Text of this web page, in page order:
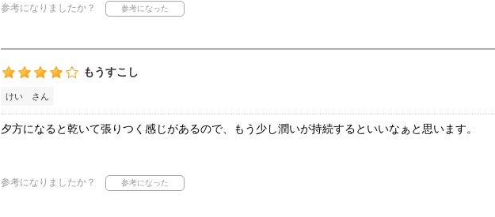
参考になりましたか？
もうすこし
けい さん
夕方になると乾いて張りつく感じがあるので、もう少し潤いが持続するといいなぁと思います。
参考になりましたか？